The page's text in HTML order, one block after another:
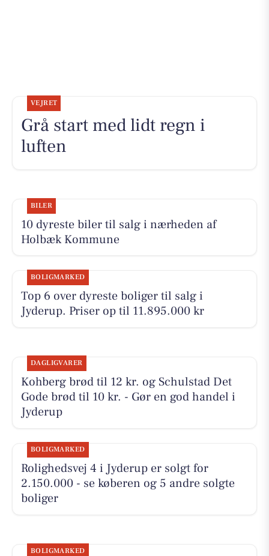
VEJRET
Grå start med lidt regn i
luften
BILER
10 dyreste biler til salg i nærheden af
Holbæk Kommune
BOLIGMARKED
Top 6 over dyreste boliger til salg i
Jyderup. Priser op til 11.895.000 kr
DAGLIGVARER
Kohberg brød til 12 kr. og Schulstad Det
Gode brød til 10 kr. - Gør en god handel i
Jyderup
BOLIGMARKED
Rolighedsvej 4 i Jyderup er solgt for
2.150.000 - se køberen og 5 andre solgte
boliger
BOLIGMARKED